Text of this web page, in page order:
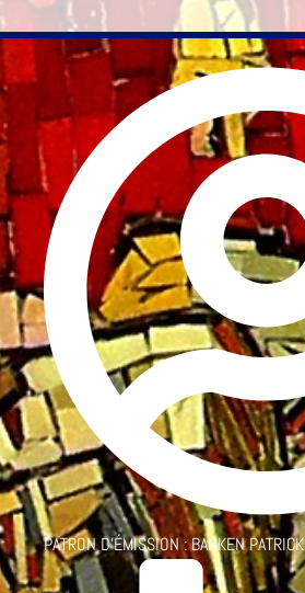
PATRON D'ÉMISSION :BANKEN PATRICK